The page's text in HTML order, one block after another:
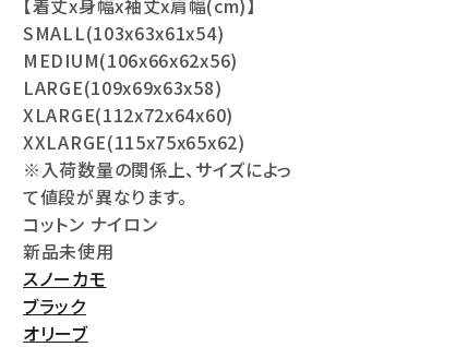
会員登録
【着丈x身幅x袖丈x肩幅(cm)】
SMALL(103x63x61x54)
MEDIUM(106x66x62x56)
LARGE(109x69x63x58)
XLARGE(112x72x64x60)
XXLARGE(115x75x65x62)
※入荷数量の関係上、サイズによっ
て値段が異なります。
コットン ナイロン
新品未使用
スノーカモ
ブラック
オリーブ